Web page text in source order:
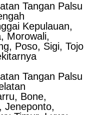
Tangan Palsu
Kepulauan,
Morowali,
Poso, Sigi, Tojo
Tangan Palsu
Bone,
Jeneponto,